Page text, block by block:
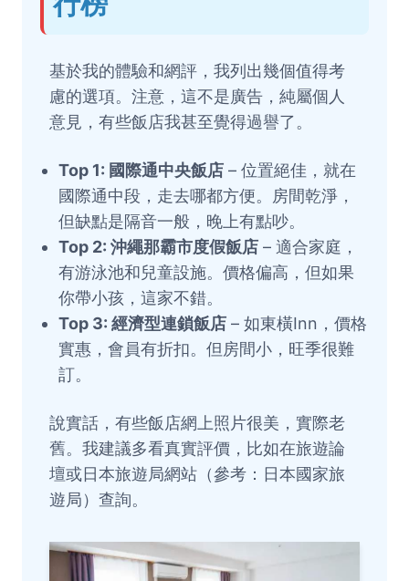
基於我的體驗和網評，我列出幾個值得考
慮的選項。注意，這不是廣告，純屬個人
意見，有些飯店我甚至覺得過譽了。
Top 1: 國際通中央飯店 – 位置絕佳，就在
國際通中段，走去哪都方便。房間乾淨，
但缺點是隔音一般，晚上有點吵。
Top 2: 沖繩那霸市度假飯店 – 適合家庭，
有游泳池和兒童設施。價格偏高，但如果
你帶小孩，這家不錯。
Top 3: 經濟型連鎖飯店 – 如東橫Inn，價格
實惠，會員有折扣。但房間小，旺季很難
訂。
說實話，有些飯店網上照片很美，實際老
舊。我建議多看真實評價，比如在旅遊論
壇或日本旅遊局網站（參考： 日本國家旅
遊局）查詢。